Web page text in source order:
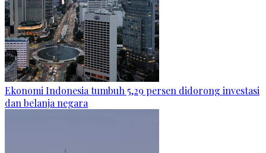
Ekonomi Indonesia tumbuh 5,29 persen didorong investasi
dan belanja negara